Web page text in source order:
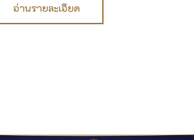
อ่านรายละเอียด